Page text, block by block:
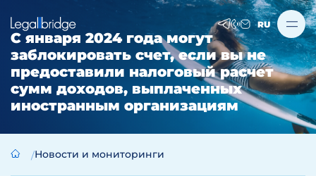
RU
С января 2024 года могут
заблокировать счет, если вы не
предоставили налоговый расчет
сумм доходов, выплаченных
иностранным организациям
Новости и мониторинги